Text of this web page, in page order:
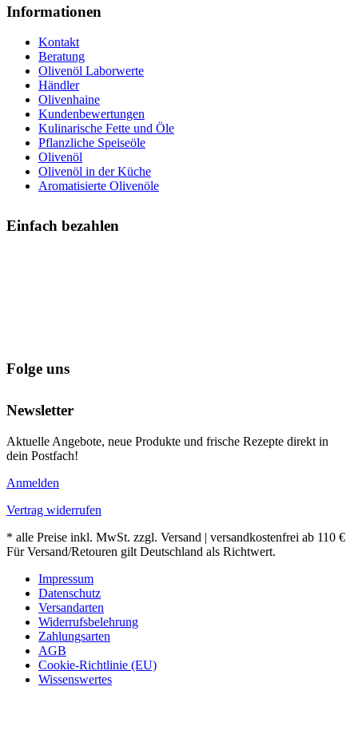
Informationen
Kontakt
Beratung
Olivenöl Laborwerte
Händler
Olivenhaine
Kundenbewertungen
Kulinarische Fette und Öle
Pflanzliche Speiseöle
Olivenöl
Olivenöl in der Küche
Aromatisierte Olivenöle
Einfach bezahlen
Folge uns
Newsletter
Aktuelle Angebote, neue Produkte und frische Rezepte direkt in
dein Postfach!
Anmelden
Vertrag widerrufen
* alle Preise inkl. MwSt. zzgl. Versand | versandkostenfrei ab 110 €
Für Versand/Retouren gilt Deutschland als Richtwert.
Impressum
Datenschutz
Versandarten
Widerrufsbelehrung
Zahlungsarten
AGB
Cookie-Richtlinie (EU)
Wissenswertes